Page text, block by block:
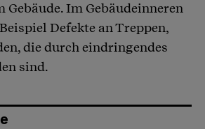
Gebäude. Im Gebäudeinneren
Defekte an Treppen,
die durch eindringendes
sind.